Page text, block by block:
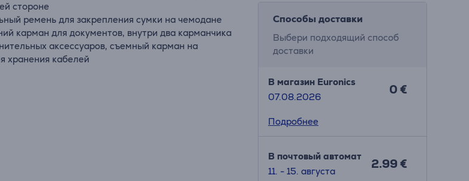
стороне
ремень для закрепления сумки на чемодане
карман для документов, внутри два карманчика
аксессуаров, съемный карман на
хранения кабелей
Способы доставки
Выбери подходящий способ
доставки
В магазин Euronics
07.08.2026
0 €
Подробнее
В почтовый автомат
11. - 15. августа
2.99 €